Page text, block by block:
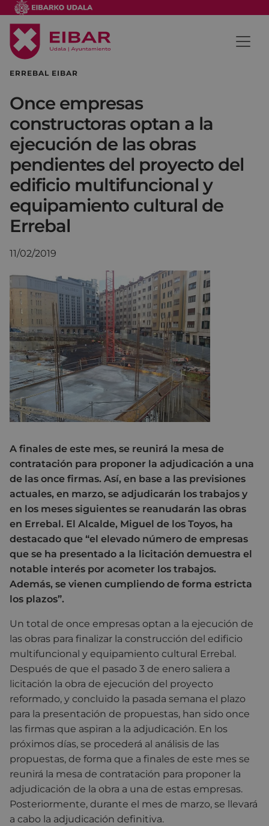
ERREBAL EIBAR
Once empresas
constructoras optan a la
ejecución de las obras
pendientes del proyecto del
edificio multifuncional y
equipamiento cultural de
Errebal
11/02/2019
A finales de este mes, se reunirá la mesa de
contratación para proponer la adjudicación a una
de las once firmas. Así, en base a las previsiones
actuales, en marzo, se adjudicarán los trabajos y
en los meses siguientes se reanudarán las obras
en Errebal. El Alcalde, Miguel de los Toyos, ha
destacado que “el elevado número de empresas
que se ha presentado a la licitación demuestra el
notable interés por acometer los trabajos.
Además, se vienen cumpliendo de forma estricta
los plazos”.
Un total de once empresas optan a la ejecución de
las obras para finalizar la construcción del edificio
multifuncional y equipamiento cultural Errebal.
Después de que el pasado 3 de enero saliera a
licitación la obra de ejecución del proyecto
reformado, y concluido la pasada semana el plazo
para la presentación de propuestas, han sido once
las firmas que aspiran a la adjudicación. En los
próximos días, se procederá al análisis de las
propuestas, de forma que a finales de este mes se
reunirá la mesa de contratación para proponer la
adjudicación de la obra a una de estas empresas.
Posteriormente, durante el mes de marzo, se llevará
a cabo la adjudicación definitiva.